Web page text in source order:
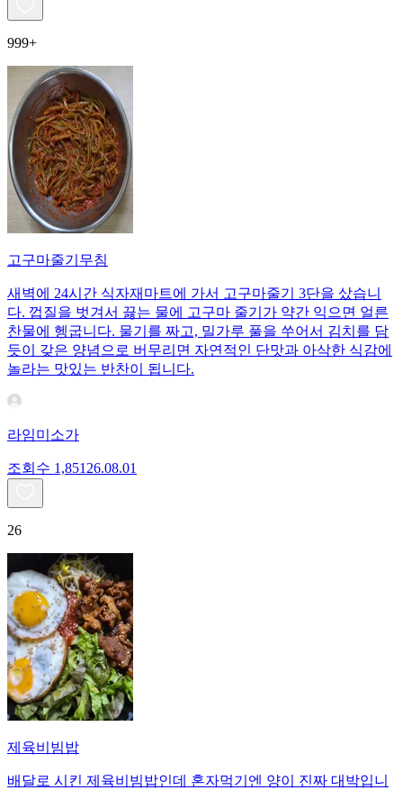
999+
고구마줄기무침
새벽에 24시간 식자재마트에 가서 고구마줄기 3단을 샀습니
다. 껍질을 벗겨서 끓는 물에 고구마 줄기가 약간 익으면 얼른
찬물에 헹굽니다. 물기를 짜고, 밀가루 풀을 쑤어서 김치를 담
듯이 갖은 양념으로 버무리면 자연적인 단맛과 아삭한 식감에
놀라는 맛있는 반찬이 됩니다.
라임미소가
조회수 1,851 26.08.01
26
제육비빔밥
배달로 시킨 제육비빔밥인데 혼자먹기엔 양이 진짜 대박입니